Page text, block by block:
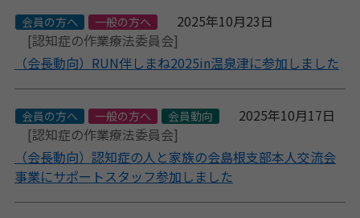
会員の方へ 一般の方へ
2025年10月23日
[認知症の作業療法委員会]
（会長動向）RUN伴しまね2025in温泉津に参加しました
会員の方へ 一般の方へ 会員動向
2025年10月17日
[認知症の作業療法委員会]
（会長動向）認知症の人と家族の会島根支部本人交流会
事業にサポートスタッフ参加しました